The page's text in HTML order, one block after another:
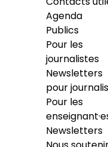
Agenda
Publics
Pour les
journalistes
Newsletters
pour
Pour les
Newsletters